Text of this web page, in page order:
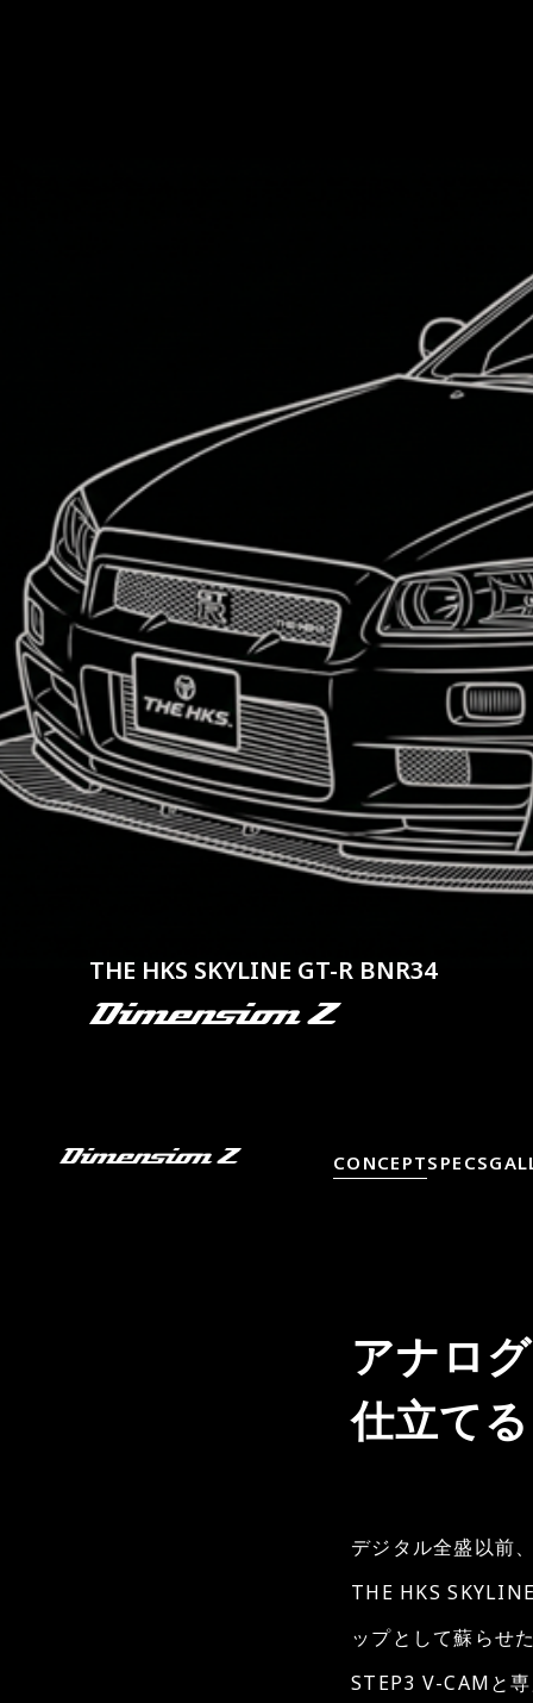
THE HKS SKYLINE GT-R BNR34
CONCEPTSPECS
アナロ
仕立て
デジタル全盛以前
THE HKS
ップとして蘇らせ
STEP3 V-CAMと